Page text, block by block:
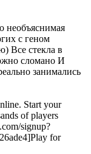
необъяснимая
с геном
Все стекла в
сломано И
занимались
Start your
of players
signup?
for